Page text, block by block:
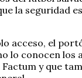
la seguridad
acceso, el
lo conocen
y que